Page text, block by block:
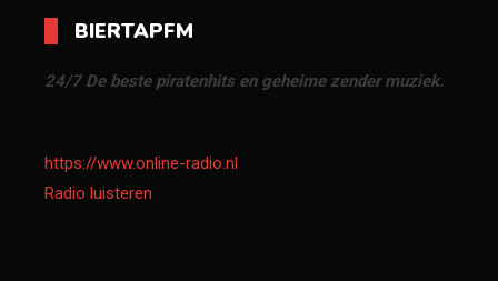
BIERTAPFM
24/7 De beste piratenhits en geheime zender muziek.
https://www.online-radio.nl
Radio luisteren